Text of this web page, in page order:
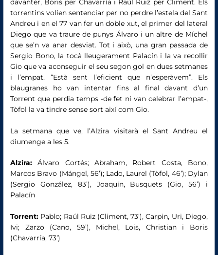
davanter, Boris per Chavarría i Raúl Ruiz per Climent. Els
torrentins volien sentenciar per no perdre l’estela del Sant
Andreu i en el 77 van fer un doble xut, el primer del lateral
Diego que va traure de punys Álvaro i un altre de Míchel
que se’n va anar desviat. Tot i això, una gran passada de
Sergio Bono, la tocà lleugerament Palacín i la va recollir
Gio que va aconseguir el seu segon gol en dues setmanes
i l’empat. “Està sent l’eficient que n’esperàvem”. Els
blaugranes ho van intentar fins al final davant d’un
Torrent que perdia temps -de fet ni van celebrar l’empat-,
Tòfol la va tindre sense sort així com Gio.
La setmana que ve, l’Alzira visitarà el Sant Andreu el
diumenge a les 5.
Alzira:Álvaro Cortés; Abraham, Robert Costa, Bono,
Marcos Bravo (Mángel, 56’); Lado, Laurel (Tòfol, 46’); Dylan
(Sergio González, 83’), Joaquín, Busquets (Gio, 56’) i
Palacín
Torrent: Pablo; Raúl Ruiz (Climent, 73’), Carpin, Uri, Diego,
Ivi; Zarzo (Cano, 59’), Michel, Lois, Christian i Boris
(Chavarría, 73’)